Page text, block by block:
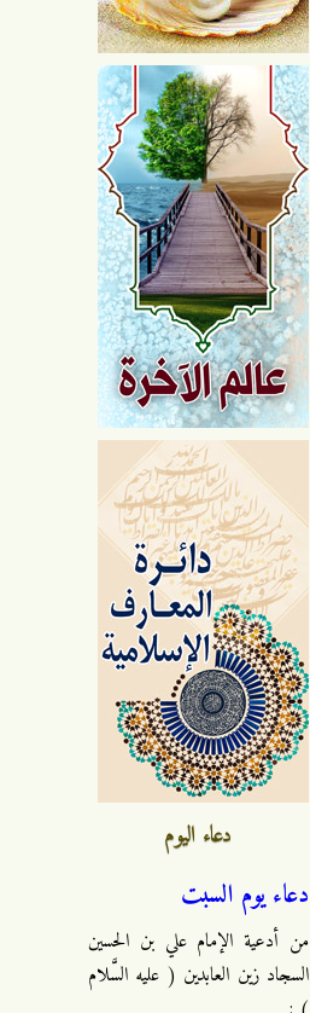
دعاء اليوم
دعاء يوم السبت
من أدعية الإمام علي بن الحسين
السجاد زين العابدين ( عليه السَّلام